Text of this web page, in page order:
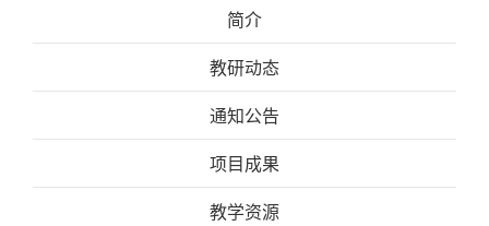
简介
教研动态
通知公告
项目成果
教学资源